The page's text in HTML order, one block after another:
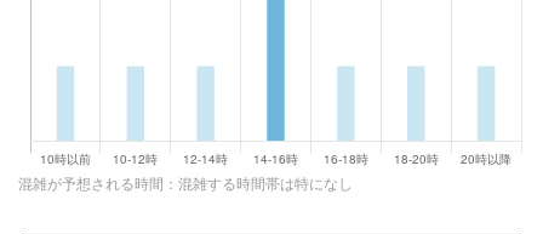
混雑が予想される時間：混雑する時間帯は特になし